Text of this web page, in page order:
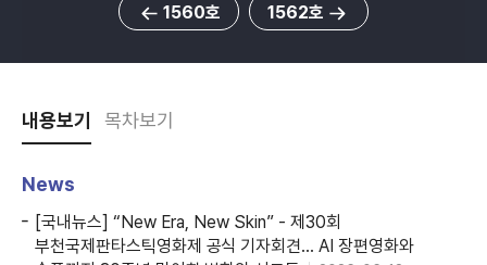
1560호 1562호
내용보기 목차보기
News
[국내뉴스] “New Era, New Skin” - 제30회
부천국제판타스틱영화제 공식 기자회견… AI 장편영화와